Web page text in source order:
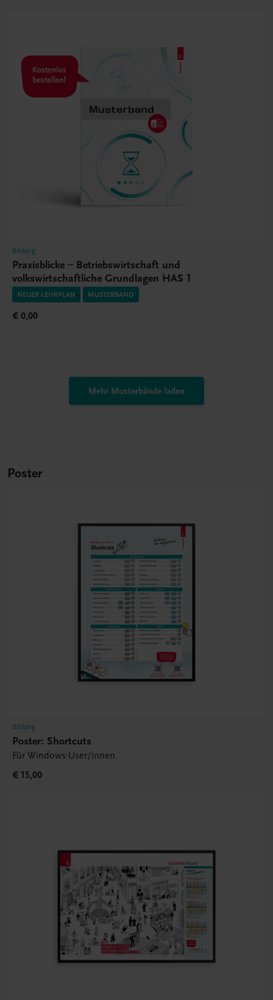
Bildung
Praxisblicke – Betriebswirtschaft und
volkswirtschaftliche Grundlagen HAS 1
NEUER LEHRPLAN MUSTERBAND
€ 0,00
Mehr Musterbände laden
Poster
Bildung
Poster: Shortcuts
Für Windows-User/innen
€ 15,00